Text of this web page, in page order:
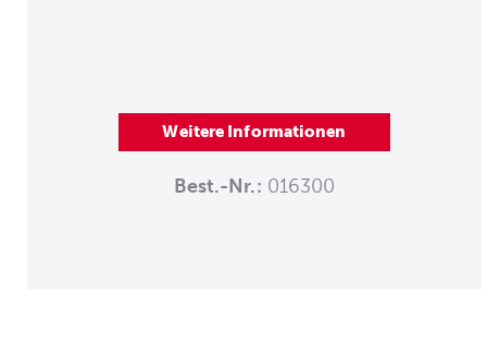
Weitere Informationen
Best.-Nr.: 016300